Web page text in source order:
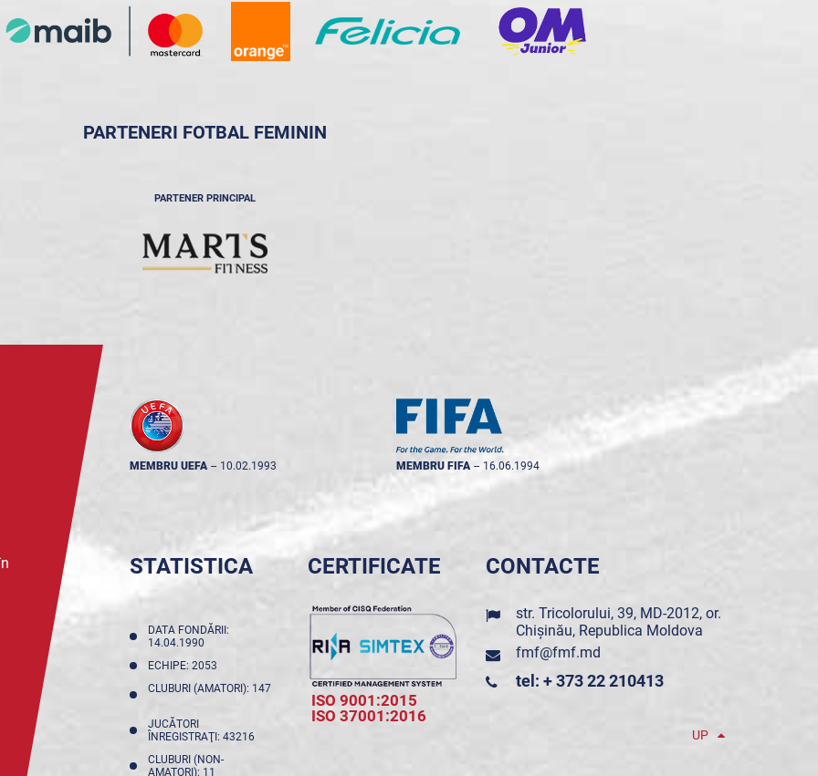
PARTENERI FOTBAL FEMININ
PARTENER PRINCIPAL
MEMBRU UEFA -- 10.02.1993 MEMBRU FIFA -- 16.06.1994
STATISTICA
DATA FONDĂRII:
14.04.1990
ECHIPE: 2053
CLUBURI (AMATORI): 147
JUCĂTORI
ÎNREGISTRAŢI: 43216
CLUBURI (NON-
AMATORI): 11
CERTIFICATE
ISO 9001:2015
ISO 37001:2016
CONTACTE
str. Tricolorului, 39, MD-2012, or.
Chișinău, Republica Moldova
fmf@fmf.md
tel: + 373 22 210413
UP